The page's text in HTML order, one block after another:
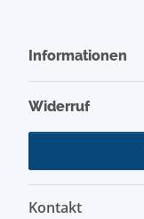
Informationen
Widerruf
Kontakt